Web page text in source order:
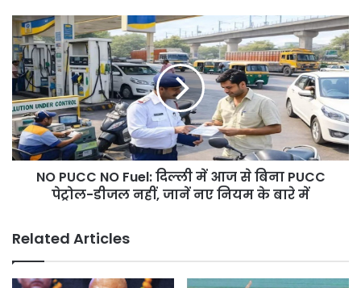
टकराई,
एक
के
ड्राइवर
समेत
कई
बच्चे
घायल
NO
PUCC
NO
Fuel:
दिल्ली
में
आज
से
बिना
PUCC
जानें
नए
नियम
NO PUCC NO Fuel: दिल्ली में आज से बिना PUCC
पेट्रोल-डीजल नहीं, जानें नए नियम के बारे में
Related Articles